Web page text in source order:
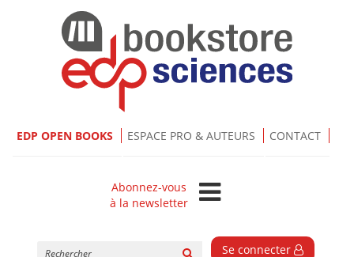
EDP OPEN BOOKS ESPACE PRO & AUTEURS CONTACT
Abonnez-vous
à la newsletter
Se connecter